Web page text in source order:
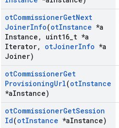
otCommissionerGetNext
JoinerInfo(otInstance *a
Instance , uint16 t *a
Iterator, otJoinerInfo *a
Joiner)
otCommissionerGet
ProvisioningUrl(otInstance
*aInstance)
otCommissionerGetSession
Id(otInstance *aInstance)